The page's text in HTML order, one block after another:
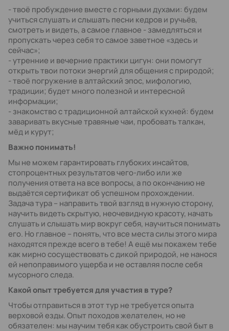
- твоё пробуждение вместе с горными духами: будем
учиться слушать и слышать песни кедров и ручьёв,
смотреть и видеть, а самое главное - замедляться и
пропускать через себя то самое заветное «здесь и
сейчас»;
- утренние и вечерние практики цигун: они помогут
открыть твои потоки энергий для общения с природой;
- твоё погружение в алтайский эпос, мифологию,
традиции; будет много полезной и интересной
информации;
- знакомство с традиционной алтайской кухней: будем
заваривать вкусные травяные чаи, пробовать талкан,
мёд и курут;
Важно понимать!
Мы не можем гарантировать глубоких инсайтов,
стопроцентных результатов чего-либо или же
получения ответа на все вопросы, а по окончанию не
выдаётся сертификат об успешном прохождении.
Задача тура – направить твой взгляд в нужную сторону,
научить видеть скрытую, неочевидную красоту, начать
слушать и слышать мир вокруг себя, научиться понимать
его. Но главное – понять, что все места силы этого мира
находятся прежде всего в тебе! А ещё мы покажем тебе
как мирно сосуществовать с дикой природой, не нанося
ей непоправимого ущерба и не оставляя после себя
мусорного следа.
Какой опыт требуется для участия в туре?
Чтобы отправиться в этот тур не требуется опыта
верховой езды. Опыт походов желателен, но не
обязателен: мы научим тебя как обустроить свой быт в